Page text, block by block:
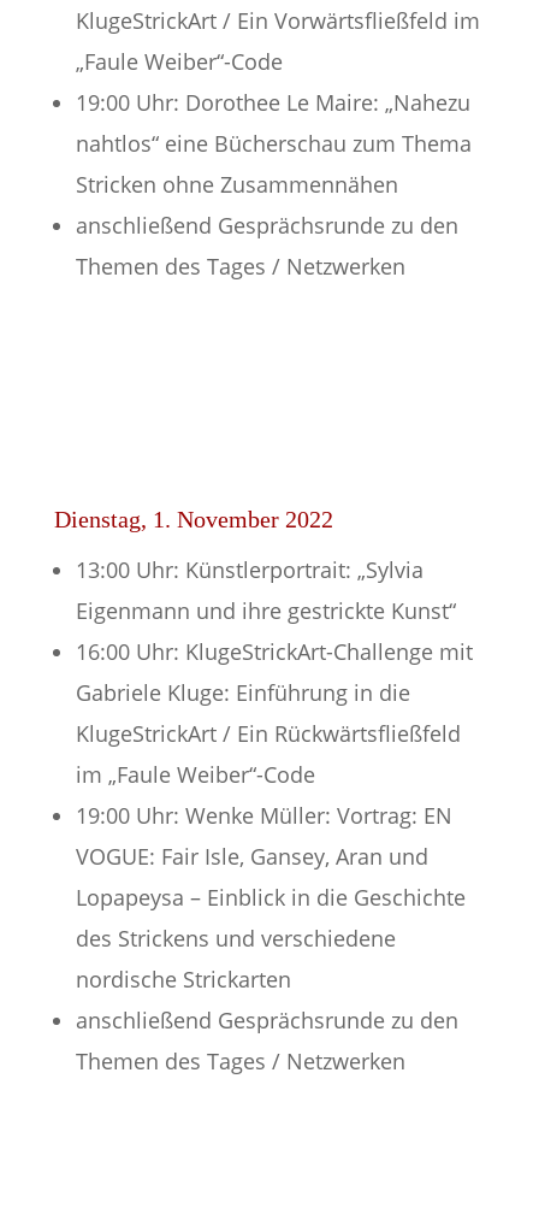
KlugeStrickArt / Ein Vorwärtsfließfeld im
„Faule Weiber“-Code
19:00 Uhr: Dorothee Le Maire: „Nahezu
nahtlos“ eine Bücherschau zum Thema
Stricken ohne Zusammennähen
anschließend Gesprächsrunde zu den
Themen des Tages / Netzwerken
Dienstag, 1. November 2022
13:00 Uhr: Künstlerportrait: „Sylvia
Eigenmann und ihre gestrickte Kunst“
16:00 Uhr: KlugeStrickArt-Challenge mit
Gabriele Kluge: Einführung in die
KlugeStrickArt / Ein Rückwärtsfließfeld
im „Faule Weiber“-Code
19:00 Uhr: Wenke Müller: Vortrag: EN
VOGUE: Fair Isle, Gansey, Aran und
Lopapeysa – Einblick in die Geschichte
des Strickens und verschiedene
nordische Strickarten
anschließend Gesprächsrunde zu den
Themen des Tages / Netzwerken